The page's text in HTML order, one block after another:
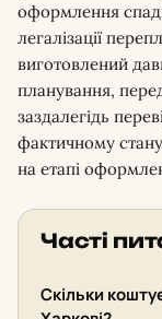
оформлення
легалізації
виготовлений
планування,
заздалегідь
фактичному
на етапі
Часті
Скільки